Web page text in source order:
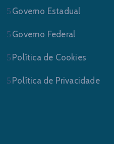
Governo Estadual
Governo Federal
Política de Cookies
Política de Privacidade